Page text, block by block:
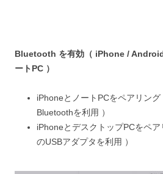
Bluetooth を有効（ iPhone /
ートPC ）
iPhoneとノートPCをペアリン
Bluetoothを利用 ）
iPhoneとデスクトップPCをペ
のUSBアダプタを利用 ）